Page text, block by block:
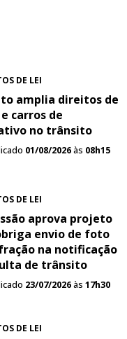
DE LEI
amplia direitos de
carros de
no trânsito
01/08/2026às 08h15
DE LEI
aprova projeto
envio de foto
na notificação
de trânsito
23/07/2026às 17h30
DE LEI